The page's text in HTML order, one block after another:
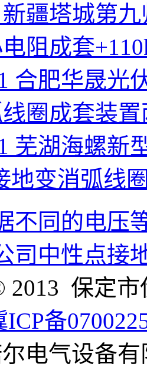
新疆塔城第
阻成套
合肥华晟光
圈成套装
芜湖海螺新
地变消弧线
不同的电压
司中性点接
2013 保定
ICP备
电气设备